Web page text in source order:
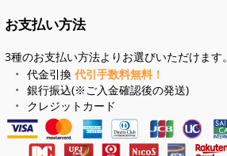
お支払い方法
3種のお支払い方法よりお選びいただけます。
代金引換 代引手数料無料！
銀行振込(※ご入金確認後の発送)
クレジットカード